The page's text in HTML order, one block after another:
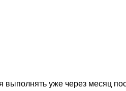
уже через месяц